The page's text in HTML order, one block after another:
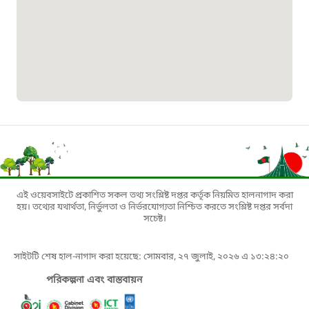
০১৯০৮৮৮৮৮৮৮
মাদকদ্রব্য নিয়ন্ত্রণ হটলাইন
১৬১১৩
জরুরী অভ্যন্তরীণ নৌ-পরিবহন হটলাইন
১৬৪৪৫
পাসপোর্ট বাতায়ন হটলাইন
এই ওয়েবসাইটে প্রকাশিত সকল তথ্য সংশ্লিষ্ট দপ্তর কর্তৃক নিয়মিত হালনাগাদ করা
হয়। তথ্যের যথার্থতা, নির্ভুলতা ও নির্ভরযোগ্যতা নিশ্চিত করতে সংশ্লিষ্ট দপ্তর সর্বদা
সচেষ্ট।
সাইটটি শেষ হাল-নাগাদ করা হয়েছে: সোমবার, ২৭ জুলাই, ২০২৬ এ ১৩:২৪:২০
পরিকল্পনা এবং বাস্তবায়ন